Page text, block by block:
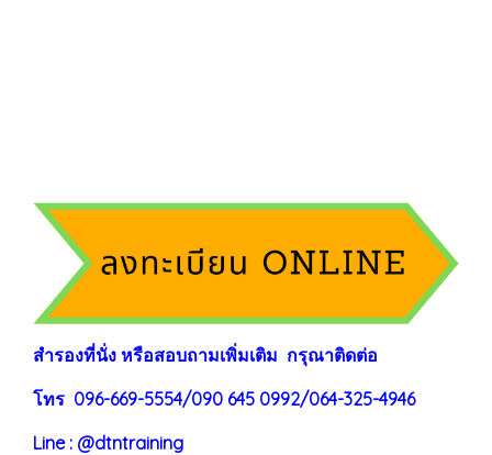
สำรองที่นั่ง หรือสอบถามเพิ่มเติม กรุณาติดต่อ
โทร 096-669-5554/090 645 0992/064-325-4946
Line : @dtntraining